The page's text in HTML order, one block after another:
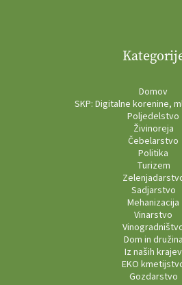
Domov
SKP: Digitalne korenine,
Poljedelstvo
Živinoreja
Čebelarstvo
Politika
Turizem
Sadjarstvo
Mehanizacija
Vinarstvo
Dom in družina
Iz naših krajev
EKO
Gozdarstvo